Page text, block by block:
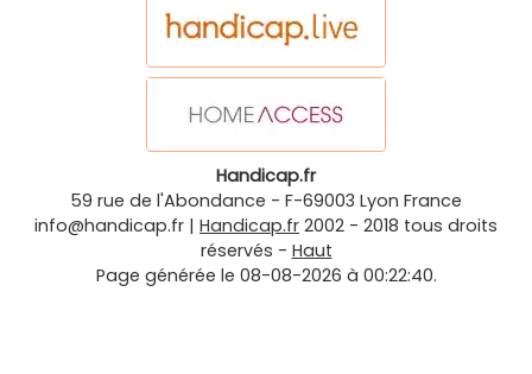
Handicap.fr
59 rue de l'Abondance - F-69003 Lyon France
info@handicap.fr | Handicap.fr 2002 - 2018 tous droits
réservés - Haut
Page générée le 08-08-2026 à 00:22:40.